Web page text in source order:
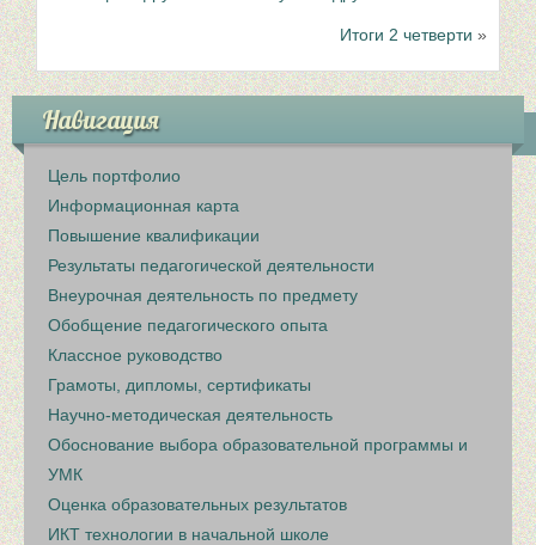
Итоги 2 четверти »
Навигация
Цель портфолио
Информационная карта
Повышение квалификации
Результаты педагогической деятельности
Внеурочная деятельность по предмету
Обобщение педагогического опыта
Классное руководство
Грамоты, дипломы, сертификаты
Научно-методическая деятельность
Обоснование выбора образовательной программы и
УМК
Оценка образовательных результатов
ИКТ технологии в начальной школе